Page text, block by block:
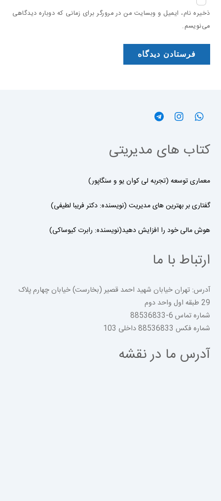
ذخیره نام، ایمیل و وبسایت من در مرورگر برای زمانی که دوباره دیدگاهی
می‌نویسم.
کتاب های مدیریتی
معماری توسعه (تجربه لی کوان یو و سنگاپور)
گفتاری بر بهترین های مدیریت (نویسنده: دکتر فریبا لطیفی)
هوش مالی خود را افزایش دهید(نویسنده: رابرت کیوساکی)
ارتباط با ما
آدرس: تهران خیابان شهید احمد قصیر (بخارست) خیابان چهارم پلاک
29 طبقه اول واحد دوم
شماره تماس 6-88536833
شماره فکس 88536833 داخلی 103
آدرس ما در نقشه